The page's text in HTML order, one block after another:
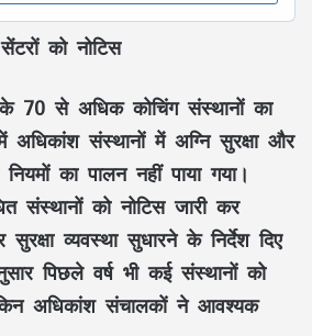
को नोटिस
70 से अधिक कोचिंग संस्थानों का
अधिकांश संस्थानों में अग्नि सुरक्षा और
का पालन नहीं पाया गया।
संस्थानों को नोटिस जारी कर
सुरक्षा व्यवस्था सुधारने के निर्देश दिए
पिछले वर्ष भी कई संस्थानों को
अधिकांश संचालकों ने आवश्यक